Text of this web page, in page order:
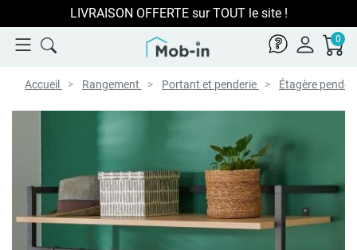
LIVRAISON OFFERTE sur TOUT le site !
0
Accueil Rangement Portant et penderie Étagère